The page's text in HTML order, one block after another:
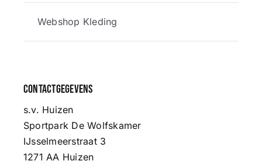
Webshop Kleding
Contactgegevens
s.v. Huizen
Sportpark De Wolfskamer
IJsselmeerstraat 3
1271 AA Huizen